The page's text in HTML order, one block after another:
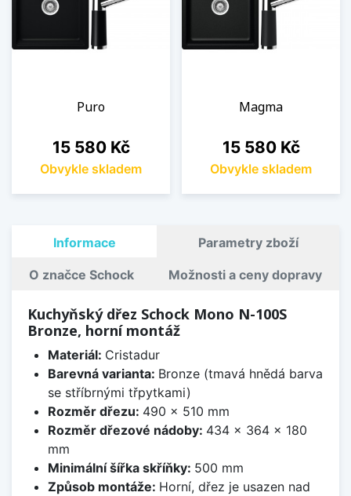
Puro
Cena
15 580 Kč
Obvykle skladem
Magma
Cena
15 580 Kč
Obvykle skladem
Informace Parametry zboží
O značce Schock Možnosti a ceny dopravy
Kuchyňský dřez Schock Mono N-100S
Bronze, horní montáž
Materiál: Cristadur
Barevná varianta: Bronze (tmavá hnědá barva
se stříbrnými třpytkami)
Rozměr dřezu: 490 x 510 mm
Rozměr dřezové nádoby: 434 x 364 x 180
mm
Minimální šířka skříňky: 500 mm
Způsob montáže: Horní, dřez je usazen nad